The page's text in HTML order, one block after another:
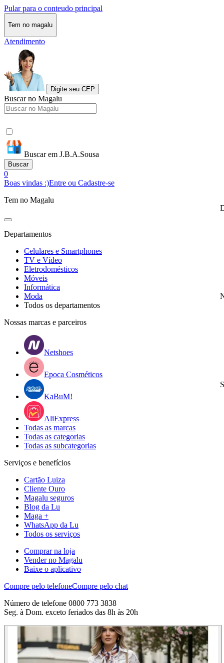
Pular para o conteudo principal
Tem no magalu
Atendimento
Digite seu CEP
Buscar no Magalu
Buscar em J.B.A.Sousa
Buscar
0
Boas vindas :)Entre ou Cadastre-se
Tem no Magalu
Departamentos
Celulares e Smartphones
TV e Vídeo
Eletrodomésticos
Móveis
Informática
Moda
Todos os departamentos
Nossas marcas e parceiros
Netshoes
Epoca Cosméticos
KaBuM!
AliExpress
Todas as marcas
Todas as categorias
Todas as subcategorias
Serviços e benefícios
Cartão Luiza
Cliente Ouro
Magalu seguros
Blog da Lu
Maga +
WhatsApp da Lu
Todos os serviços
Comprar na loja
Vender no Magalu
Baixe o aplicativo
Compre pelo telefoneCompre pelo chat
Número de telefone 0800 773 3838
Seg. à Dom. exceto feriados das 8h às 20h